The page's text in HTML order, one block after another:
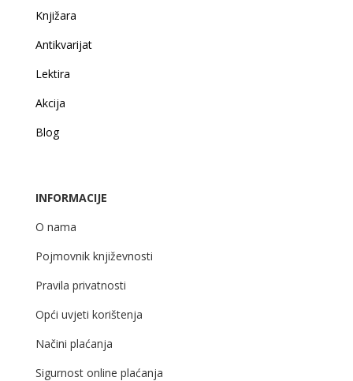
Knjižara
Antikvarijat
Lektira
Akcija
Blog
INFORMACIJE
O nama
Pojmovnik književnosti
Pravila privatnosti
Opći uvjeti korištenja
Načini plaćanja
Sigurnost online plaćanja